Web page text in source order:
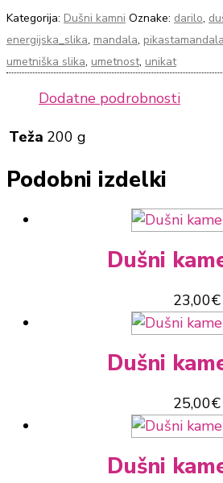
Kategorija: Dušni kamni Oznake: darilo,
energijska_slika, mandala, pikastamandala
umetniška slika, umetnost, unikat
Dodatne podrobnosti
Teža 200 g
Podobni izdelki
Dušni
23,00€
Dušni
25,00€
Dušni